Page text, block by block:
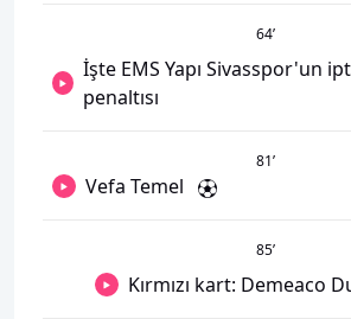
64’
İşte EMS Yapı Sivasspor'un
penaltısı
81’
Vefa Temel
85’
Kırmızı kart: Demeaco